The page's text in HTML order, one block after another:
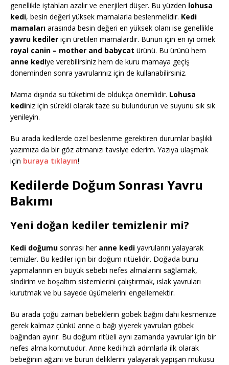
genellikle iştahları azalır ve enerjileri düşer. Bu yüzden lohusa
kedi, besin değeri yüksek mamalarla beslenmelidir. Kedi
mamaları arasında besin değeri en yüksek olanı ise genellikle
yavru kediler için üretilen mamalardır. Bunun için en iyi örnek
royal canin – mother and babycat ürünü. Bu ürünü hem
anne kediye verebilirsiniz hem de kuru mamaya geçiş
döneminden sonra yavrularınız için de kullanabilirsiniz.
Mama dışında su tüketimi de oldukça önemlidir. Lohusa
kediniz için sürekli olarak taze su bulundurun ve suyunu sık sık
yenileyin.
Bu arada kedilerde özel beslenme gerektiren durumlar başlıklı
yazımıza da bir göz atmanızı tavsiye ederim. Yazıya ulaşmak
için buraya tıklayın!
Kedilerde Doğum Sonrası Yavru
Bakımı
Yeni doğan kediler temizlenir mi?
Kedi doğumu sonrası her anne kedi yavrularını yalayarak
temizler. Bu kediler için bir doğum ritüelidir. Doğada bunu
yapmalarının en büyük sebebi nefes almalarını sağlamak,
sindirim ve boşaltım sistemlerini çalıştırmak, ıslak yavruları
kurutmak ve bu sayede üşümelerini engellemektir.
Bu arada çoğu zaman bebeklerin göbek bağını dahi kesmenize
gerek kalmaz çünkü anne o bağı yiyerek yavruları göbek
bağından ayırır. Bu doğum ritüeli aynı zamanda yavrular için bir
nefes alma komutudur. Anne kedi hızlı adımlarla ilk olarak
bebeğinin ağzını ve burun deliklerini yalayarak yapışan mukusu